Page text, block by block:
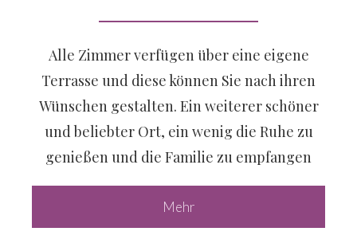
Alle Zimmer verfügen über eine eigene
Terrasse und diese können Sie nach ihren
Wünschen gestalten. Ein weiterer schöner
und beliebter Ort, ein wenig die Ruhe zu
genießen und die Familie zu empfangen
Mehr